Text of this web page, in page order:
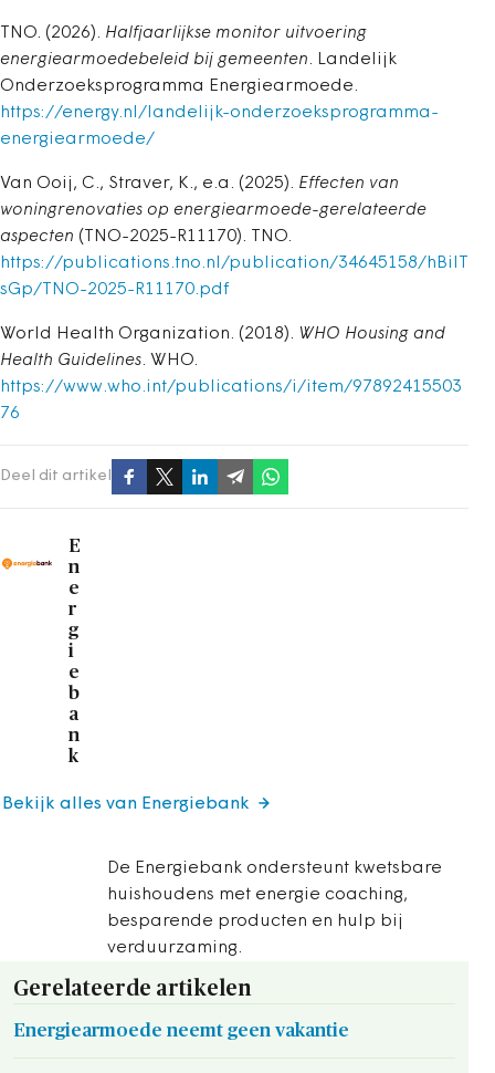
TNO. (2026). Halfjaarlijkse monitor uitvoering
energiearmoedebeleid bij gemeenten. Landelijk
Onderzoeksprogramma Energiearmoede.
https://energy.nl/landelijk-onderzoeksprogramma-
energiearmoede/
Van Ooij, C., Straver, K., e.a. (2025). Effecten van
woningrenovaties op energiearmoede-gerelateerde
aspecten (TNO-2025-R11170). TNO.
https://publications.tno.nl/publication/34645158/hBilT
sGp/TNO-2025-R11170.pdf
World Health Organization. (2018). WHO Housing and
Health Guidelines. WHO.
https://www.who.int/publications/i/item/97892415503
76
Deel dit artikel
E
n
e
r
g
i
e
b
a
n
k
De Energiebank ondersteunt kwetsbare
huishoudens met energie coaching,
besparende producten en hulp bij
verduurzaming.
Bekijk alles van Energiebank
Gerelateerde artikelen
Energiearmoede neemt geen vakantie